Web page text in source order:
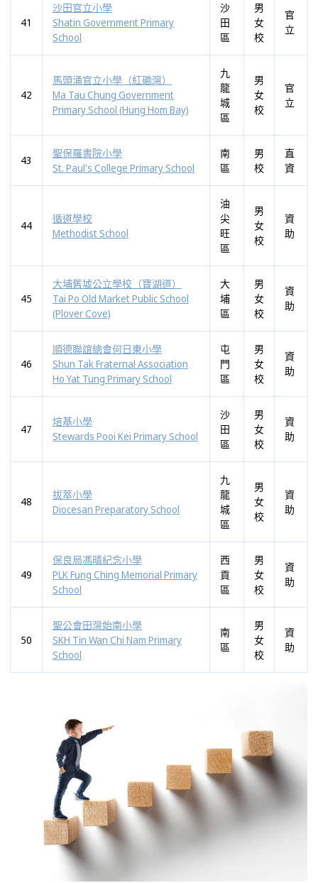
41
沙田官立小學
Shatin Government Primary
School
沙
田
區
男
女
校
官
立
42
馬頭涌官立小學（紅磡灣）
Ma Tau Chung Government
Primary School (Hung Hom Bay)
九
龍
城
區
男
女
校
官
立
43
聖保羅書院小學
St. Paul's College Primary School
南
區
男
校
直
資
44
循道學校
Methodist School
油
尖
旺
區
男
女
校
資
助
45
大埔舊墟公立學校（寶湖道）
Tai Po Old Market Public School
(Plover Cove)
大
埔
區
男
女
校
資
助
46
順德聯誼總會何日東小學
Shun Tak Fraternal Association
Ho Yat Tung Primary School
屯
門
區
男
女
校
資
助
47
培基小學
Stewards Pooi Kei Primary School
沙
田
區
男
女
校
資
助
48
拔萃小學
Diocesan Preparatory School
九
龍
城
區
男
女
校
資
助
49
保良局馮晴紀念小學
PLK Fung Ching Memorial Primary
School
西
貢
區
男
女
校
資
助
50
聖公會田灣始南小學
SKH Tin Wan Chi Nam Primary
School
南
區
男
女
校
資
助